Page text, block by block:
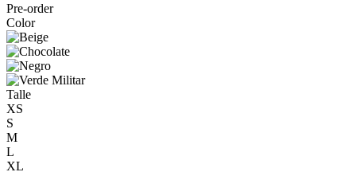
Pre-order
Color
Talle
XS
S
M
L
XL